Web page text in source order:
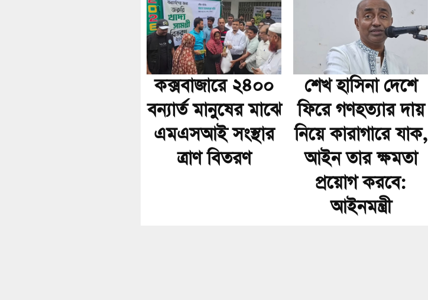
কক্সবাজারে ২৪০০
বন্যার্ত মানুষের মাঝে
এমএসআই সংস্থার
ত্রাণ বিতরণ
শেখ হাসিনা দেশে
ফিরে গণহত্যার দায়
নিয়ে কারাগারে যাক,
আইন তার ক্ষমতা
প্রয়োগ করবে:
আইনমন্ত্রী